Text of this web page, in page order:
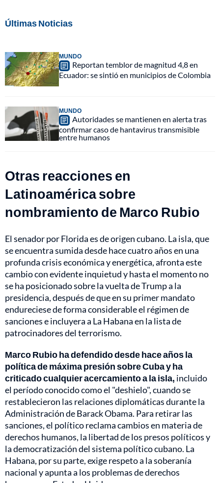
Últimas Noticias
MUNDO
Reportan temblor de magnitud 4,8 en
Ecuador: se sintió en municipios de Colombia
MUNDO
Autoridades se mantienen en alerta tras
confirmar caso de hantavirus transmisible
entre humanos
Otras reacciones en
Latinoamérica sobre
nombramiento de Marco Rubio
El senador por Florida es de origen cubano. La isla, que
se encuentra sumida desde hace cuatro años en una
profunda crisis económica y energética, afronta este
cambio con evidente inquietud y hasta el momento no
se ha posicionado sobre la vuelta de Trump a la
presidencia, después de que en su primer mandato
endureciese de forma considerable el régimen de
sanciones e incluyera a La Habana en la lista de
patrocinadores del terrorismo.
Marco Rubio ha defendido desde hace años la
política de máxima presión sobre Cuba y ha
criticado cualquier acercamiento a la isla, incluido
el período conocido como el "deshielo", cuando se
restablecieron las relaciones diplomáticas durante la
Administración de Barack Obama. Para retirar las
sanciones, el político reclama cambios en materia de
derechos humanos, la libertad de los presos políticos y
la democratización del sistema político cubano. La
Habana, por su parte, exige respeto a la soberanía
nacional y apunta a los problemas de derechos